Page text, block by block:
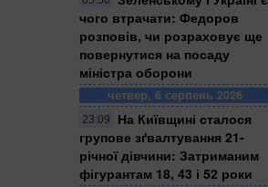
чого втрачати: Федоров
розповів, чи розраховує ще
повернутися на посаду
міністра оборони
четвер, 6 серпень 2026
23:09
На Київщині сталося
групове зґвалтування 21-
річної дівчини: Затриманим
фігурантам 18, 43 і 52 роки